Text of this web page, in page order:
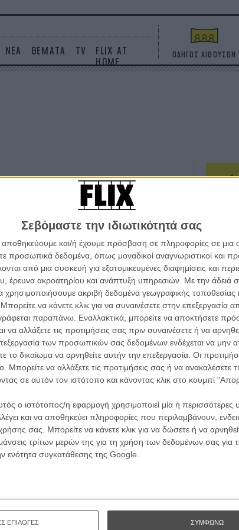
Σεβόμαστε την ιδιωτικότητά σας
αποθηκεύουμε και/ή έχουμε πρόσβαση σε πληροφορίες σε
προσωπικά δεδομένα, όπως μοναδικοί αναγνωριστικοί και
από μια συσκευή για εξατομικευμένες διαφημίσεις και
έρευνα ακροατηρίου και ανάπτυξη υπηρεσιών. Με την άδειά
χρησιμοποιήσουμε ακριβή δεδομένα γεωγραφικής τοποθεσίας
να κάνετε κλικ για να συναινέσετε στην επεξεργασία
παραπάνω. Εναλλακτικά, μπορείτε να αποκτήσετε
να αλλάξετε τις προτιμήσεις σας πριν συναινέσετε ή να
των προσωπικών σας δεδομένων ενδέχεται να μην
το δικαίωμα να αρνηθείτε αυτήν την επεξεργασία. Οι
Μπορείτε να αλλάξετε τις προτιμήσεις σας ή να ανακαλέσετε
σε αυτόν τον ιστότοπο και κάνοντας κλικ στο κουμπί
ο ιστότοπος/η εφαρμογή χρησιμοποιεί μία ή περισσότερες
και να αποθηκεύει πληροφορίες που περιλαμβάνουν,
σας. Μπορείτε να κάνετε κλικ για να δώσετε ή να
τρίτων μερών της για τη χρήση των δεδομένων σας
ενότητα συγκατάθεσης της Google.
ΕΠΙΛΟΓΕΣ ΣΥΜΦΩΝΩ
ΝΕΑ ΘΕΜΑΤΑ TV
FLIX AT
HOME
ΟΔΗΓΟΣ ΑΙΘΟΥΣΩΝ
όσους πάρουν το κινητό τους στο
Βιμ
Η
σε
Εγγράψου